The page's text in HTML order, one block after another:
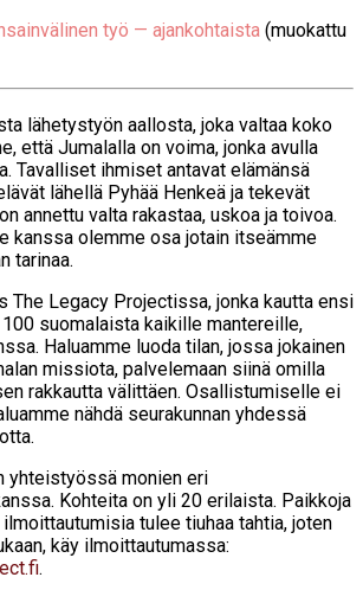
työ — ajankohtaista (muokattu
lähetystyön aallosta, joka valtaa koko
että Jumalalla on voima, jonka avulla
Tavalliset ihmiset antavat elämänsä
lähellä Pyhää Henkeä ja tekevät
annettu valta rakastaa, uskoa ja toivoa.
kanssa olemme osa jotain itseämme
tarinaa.
The Legacy Projectissa, jonka kautta ensi
suomalaista kaikille mantereille,
Haluamme luoda tilan, jossa jokainen
missiota, palvelemaan siinä omilla
rakkautta välittäen. Osallistumiselle ei
nähdä seurakunnan yhdessä
yhteistyössä monien eri
Kohteita on yli 20 erilaista. Paikkoja
tulee tiuhaa tahtia, joten
käy ilmoittautumassa:
.